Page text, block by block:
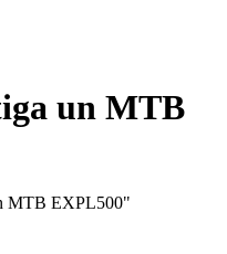
un MTB
MTB EXPL500"